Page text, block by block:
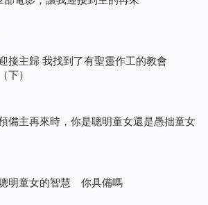
主歸 我找到了有聖靈作工的教會
（下）
備主再來時，你是聰明童女還是愚拙童女
明童女的智慧 你具備嗎